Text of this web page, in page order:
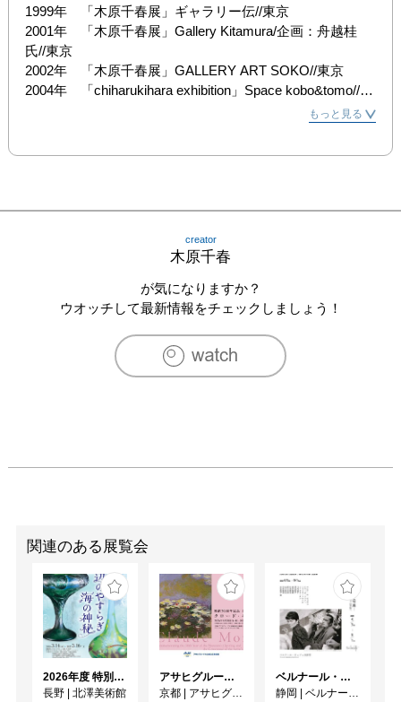
1999年　「木原千春展」ギャラリー伝//東京
2001年　「木原千春展」Gallery Kitamura/企画：舟越桂
氏//東京
2002年　「木原千春展」GALLERY ART SOKO//東京
2004年　「chiharukihara exhibition」Space kobo&tomo//東
原千春」シブヤ西武//東京
ミュージアムタウンヤマグチ2007実行委員
会、山口県文化連盟、山口県教育委員会
NPO法人こどもステーション山口//山口
画：全日本空輸株式会社ANA//東京
2008年　「木原千春展」現代HEIGHTS Gallery DEN//東京
ョー◇山下祐二×木原千春」シブヤ西武//東京
[グループ展]
安斎重男、長谷川繁、Ojun、松村要二、戸川英夫、ハン
ス・ベンダ、木原千春、他２０名//北海道
1997年　「時分の花」GALLERY ART SOKO/Ojun、長谷
川繁、安田一雄、木原千春/企画：長谷川繁、Ojun//東京
2001年　「リトグラフ工房展」カスヤの森現代美術
館/Ojun、若江漢字、宮嶋葉一、長谷川繁、不二耳、配島
もっと見る
creator
木原千春
が気になりますか？
ウオッチして最新情報をチェックしましょう！
関連のある展覧会
2026年度 特別展「ガレとドーム、アール･ヌーヴォーのガラス 水辺のやすらぎ、海の神秘」
長野 | 北澤美術館
アサヒグループ大山崎山荘美術館 開館30周年記念展「没後100年 クロード・モネ」
京都 | アサヒグループ大山崎山荘美術館
ベルナール・ビュフェと写真 ーカメラがとらえたビュフェとその時代、そして21 世紀へ
静岡 | ベルナール・ビュフェ美術館